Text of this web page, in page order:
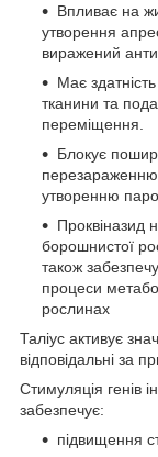
Впливає на
утворення
виражений
Має
тканини та
переміщення.
Блокує
утворенню
Проквіназид
борошнистої
також
процеси
рослинах
Таліус активує
відповідальні за
Стимуляція генів
забезпечує:
підвищення